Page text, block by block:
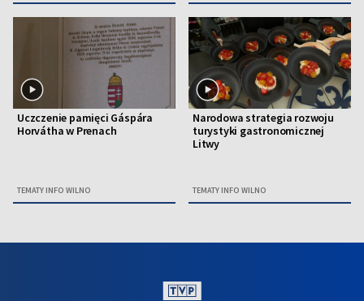
Uczczenie pamięci Gáspára
Horvátha w Prenach
TEMATY INFO WILNO
Narodowa strategia rozwoju
turystyki gastronomicznej
Litwy
TEMATY INFO WILNO